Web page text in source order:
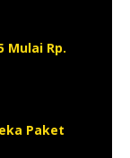
Mulai Rp.
Paket